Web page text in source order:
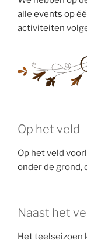
alle events op
activiteiten
Op het veld
Op het veld
onder de grond,
Naast het
Het teelseizoen